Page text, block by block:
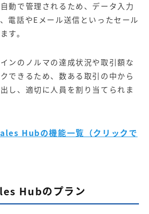
動で管理されるため、データ入力
電話やEメール送信といったセール
す。
ンのノルマの達成状況や取引額な
できるため、数ある取引の中から
し、適切に人員を割り当てられま
Hubの機能一覧（クリックで
Hubのプラン